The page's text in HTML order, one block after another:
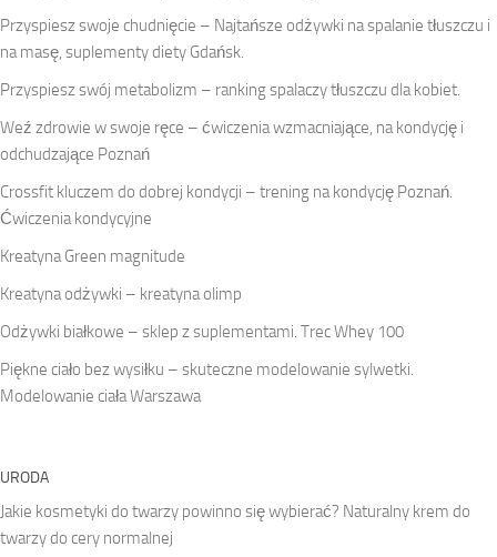
Przyspiesz swoje chudnięcie – Najtańsze odżywki na spalanie tłuszczu i
na masę, suplementy diety Gdańsk.
Przyspiesz swój metabolizm – ranking spalaczy tłuszczu dla kobiet.
Weź zdrowie w swoje ręce – ćwiczenia wzmacniające, na kondycję i
odchudzające Poznań
Crossfit kluczem do dobrej kondycji – trening na kondycję Poznań.
Ćwiczenia kondycyjne
Kreatyna Green magnitude
Kreatyna odżywki – kreatyna olimp
Odżywki białkowe – sklep z suplementami. Trec Whey 100
Piękne ciało bez wysiłku – skuteczne modelowanie sylwetki.
Modelowanie ciała Warszawa
URODA
Jakie kosmetyki do twarzy powinno się wybierać? Naturalny krem do
twarzy do cery normalnej